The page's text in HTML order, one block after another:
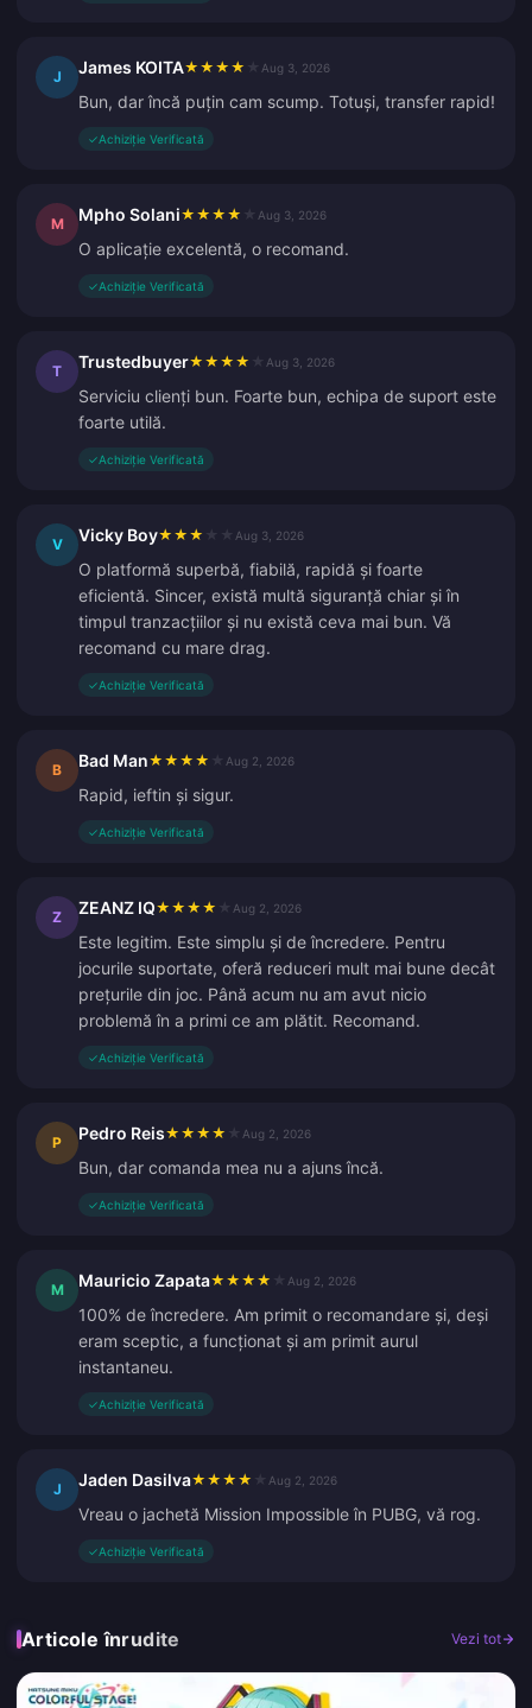
J James KOITA★ ★ ★ ★ Aug 3, 2026
Bun, dar încă puțin cam scump. Totuși, transfer rapid!
✓Achiziție Verificată
M Mpho Solani★ ★ ★ ★ Aug 3, 2026
O aplicație excelentă, o recomand.
✓Achiziție Verificată
T Trustedbuyer★ ★ ★ ★ Aug 3, 2026
Serviciu clienți bun. Foarte bun, echipa de suport este
foarte utilă.
✓Achiziție Verificată
V Vicky Boy★ ★ ★ Aug 3, 2026
O platformă superbă, fiabilă, rapidă și foarte
eficientă. Sincer, există multă siguranță chiar și în
timpul tranzacțiilor și nu există ceva mai bun. Vă
recomand cu mare drag.
✓Achiziție Verificată
B Bad Man★ ★ ★ ★ Aug 2, 2026
Rapid, ieftin și sigur.
✓Achiziție Verificată
Z ZEANZ IQ★ ★ ★ ★ Aug 2, 2026
Este legitim. Este simplu și de încredere. Pentru
jocurile suportate, oferă reduceri mult mai bune decât
prețurile din joc. Până acum nu am avut nicio
problemă în a primi ce am plătit. Recomand.
✓Achiziție Verificată
P Pedro Reis★ ★ ★ ★ Aug 2, 2026
Bun, dar comanda mea nu a ajuns încă.
✓Achiziție Verificată
M Mauricio Zapata★ ★ ★ ★ Aug 2, 2026
100% de încredere. Am primit o recomandare și, deși
eram sceptic, a funcționat și am primit aurul
instantaneu.
✓Achiziție Verificată
J Jaden Dasilva★ ★ ★ ★ Aug 2, 2026
Vreau o jachetă Mission Impossible în PUBG, vă rog.
✓Achiziție Verificată
Articole înrudite Vezi tot